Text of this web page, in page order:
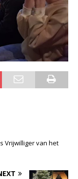
Vrijwilliger van het